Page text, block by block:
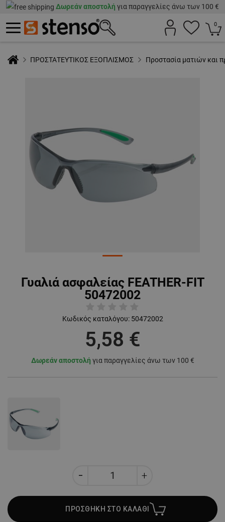
Δωρεάν αποστολή για παραγγελίες άνω των 100 €
0
ΠΡΟΣΤΑΤΕΥΤΙΚΟΣ ΕΞΟΠΛΙΣΜΟΣ Προστασία ματιών και
Γυαλιά ασφαλείας FEATHER-FIT
50472002
Κωδικός καταλόγου: 50472002
5,58 €
Δωρεάν αποστολή για παραγγελίες άνω των 100 €
ΠΡΟΣΘΗΚΗ ΣΤΟ ΚΑΛΑΘΙ